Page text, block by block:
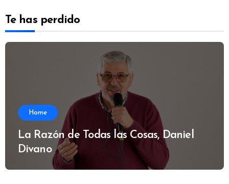
Te has perdido
Home
La Razón de Todas las Cosas, Daniel
Divano